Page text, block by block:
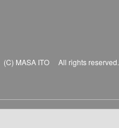
(C) MASA ITO All rights reserved.